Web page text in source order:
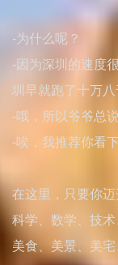
-为什么呢？
-因为深圳的速度
圳早就跑了十万八
-哦，所以爷爷总
-唉，我推荐你看
在这里，只要你迈
科学、数学、技
美食、美景、美